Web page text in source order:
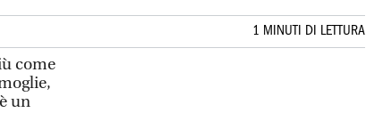
1 MINUTI DI LETTURA
come
un